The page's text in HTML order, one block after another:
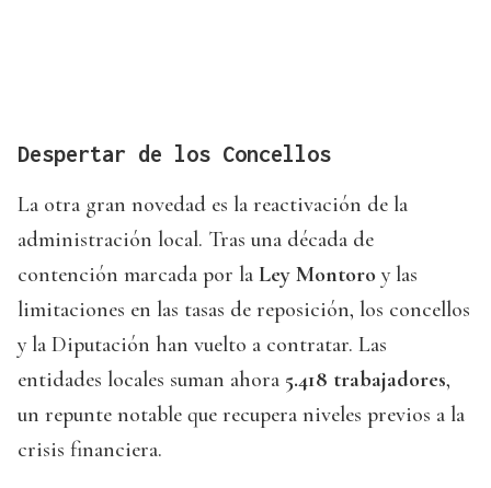
Despertar de los Concellos
La otra gran novedad es la reactivación de la
administración local. Tras una década de
contención marcada por la Ley Montoro y las
limitaciones en las tasas de reposición, los concellos
y la Diputación han vuelto a contratar. Las
entidades locales suman ahora 5.418 trabajadores,
un repunte notable que recupera niveles previos a la
crisis financiera.